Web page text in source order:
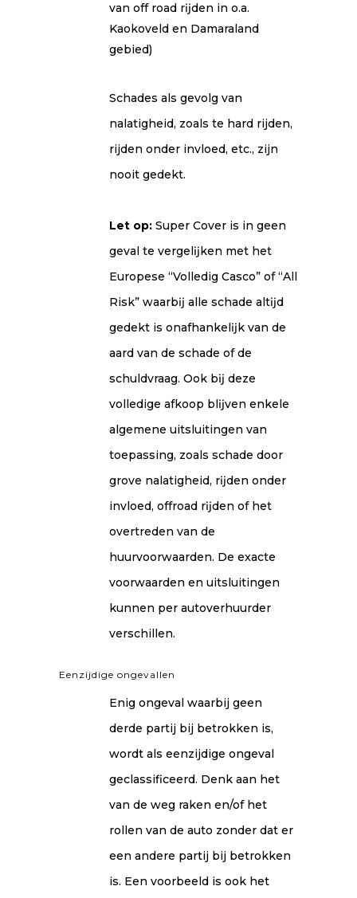
van off road rĳden in o.a.
Kaokoveld en Damaraland
gebied)
Schades als gevolg van
nalatigheid, zoals te hard rijden,
rijden onder invloed, etc., zijn
nooit gedekt.
Let op: Super Cover is in geen
geval te vergelĳken met het
Europese “Volledig Casco” of “All
Risk” waarbĳ alle schade altĳd
gedekt is onafhankelĳk van de
aard van de schade of de
schuldvraag. Ook bĳ deze
volledige afkoop blĳven enkele
algemene uitsluitingen van
toepassing, zoals schade door
grove nalatigheid, rĳden onder
invloed, offroad rĳden of het
overtreden van de
huurvoorwaarden. De exacte
voorwaarden en uitsluitingen
kunnen per autoverhuurder
verschillen.
Eenzijdige ongevallen
Enig ongeval waarbij geen
derde partij bij betrokken is,
wordt als eenzijdige ongeval
geclassificeerd. Denk aan het
van de weg raken en/of het
rollen van de auto zonder dat er
een andere partij bij betrokken
is. Een voorbeeld is ook het